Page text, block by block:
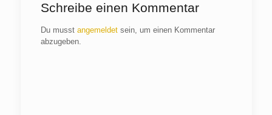
Schreibe einen Kommentar
Du musst angemeldetsein, um einen Kommentar
abzugeben.